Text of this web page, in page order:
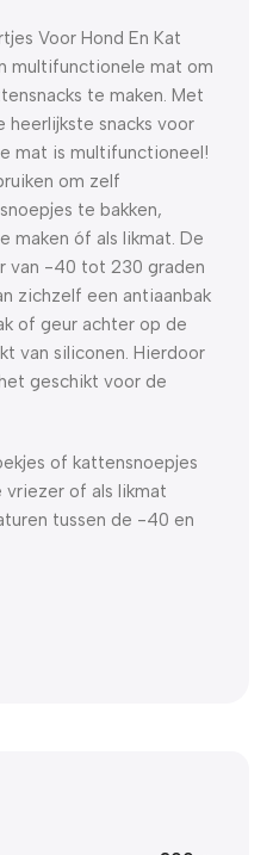
Voor Hond En Kat
multifunctionele mat om
te maken. Met
heerlijkste snacks voor
mat is multifunctioneel!
om zelf
te bakken,
maken óf als likmat. De
van -40 tot 230 graden
zichzelf een antiaanbak
of geur achter op de
van siliconen. Hierdoor
geschikt voor de
of kattensnoepjes
of als likmat
tussen de -40 en